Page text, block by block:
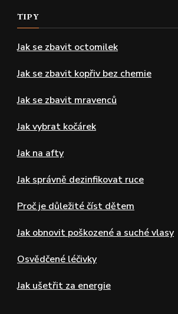
TIPY
Jak se zbavit octomilek
Jak se zbavit kopřiv bez chemie
Jak se zbavit mravenců
Jak vybrat kočárek
Jak na afty
Jak správně dezinfikovat ruce
Proč je důležité číst dětem
Jak obnovit poškozené a suché vlasy
Osvědčené léčivky
Jak ušetřit za energie